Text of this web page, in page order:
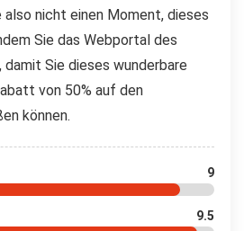
also nicht einen Moment, dieses
Sie das Webportal des
Sie dieses wunderbare
von 50% auf den
können.
9
9.5